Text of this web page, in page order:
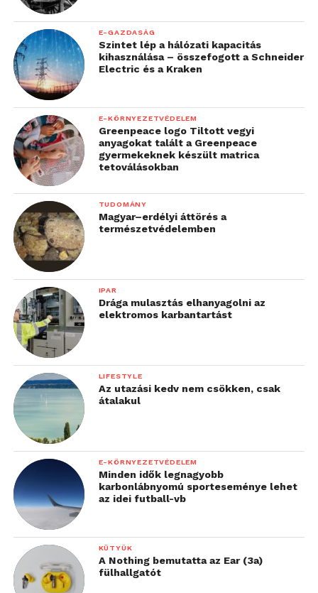
E-GAZDASÁG
Szintet lép a hálózati kapacitás
kihasználása – összefogott a Schneider
Electric és a Kraken
E-KÖRNYEZETVÉDELEM
Greenpeace logo Tiltott vegyi
anyagokat talált a Greenpeace
gyermekeknek készült matrica
tetoválásokban
TUDOMÁNY
Magyar–erdélyi áttörés a
természetvédelemben
IPAR
Drága mulasztás elhanyagolni az
elektromos karbantartást
LIFESTYLE
Az utazási kedv nem csökken, csak
átalakul
E-KÖRNYEZETVÉDELEM
Minden idők legnagyobb
karbonlábnyomú sporteseménye lehet
az idei futball-vb
KÜTYÜK
A Nothing bemutatta az Ear (3a)
fülhallgatót